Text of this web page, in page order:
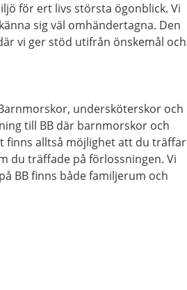
för ert livs största ögonblick. Vi
sig väl omhändertagna. Den
vi ger stöd utifrån önskemål och
undersköterskor och
till BB där barnmorskor och
finns alltså möjlighet att du träffar
du träffade på förlossningen. Vi
BB finns både familjerum och